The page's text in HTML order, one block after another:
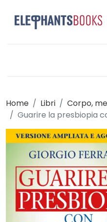
Home Libri
Corpo,
Guarire la presbiopia